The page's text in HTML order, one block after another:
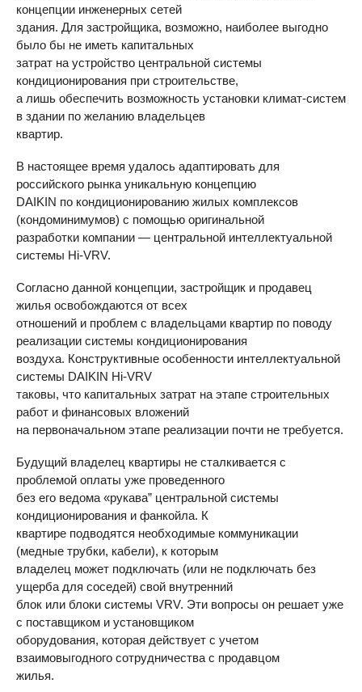
концепции инженерных сетей
здания. Для застройщика, возможно, наиболее выгодно
было бы не иметь капитальных
затрат на устройство центральной системы
кондиционирования при строительстве,
а лишь обеспечить возможность установки климат-систем
в здании по желанию владельцев
квартир.
В настоящее время удалось адаптировать для
российского рынка уникальную концепцию
DAIKIN по кондиционированию жилых комплексов
(кондоминимумов) с помощью оригинальной
разработки компании — центральной интеллектуальной
системы Hi-VRV.
Согласно данной концепции, застройщик и продавец
жилья освобождаются от всех
отношений и проблем с владельцами квартир по поводу
реализации системы кондиционирования
воздуха. Конструктивные особенности интеллектуальной
системы DAIKIN Hi-VRV
таковы, что капитальных затрат на этапе строительных
работ и финансовых вложений
на первоначальном этапе реализации почти не требуется.
Будущий владелец квартиры не сталкивается с
проблемой оплаты уже проведенного
без его ведома «рукава” центральной системы
кондиционирования и фанкойла. К
квартире подводятся необходимые коммуникации
(медные трубки, кабели), к которым
владелец может подключать (или не подключать без
ущерба для соседей) свой внутренний
блок или блоки системы VRV. Эти вопросы он решает уже
с поставщиком и установщиком
оборудования, которая действует с учетом
взаимовыгодного сотрудничества с продавцом
жилья.